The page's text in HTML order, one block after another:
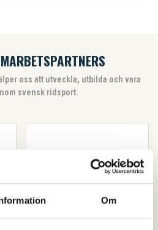
Om
oss att utveckla, utbilda och vara
svensk ridsport.